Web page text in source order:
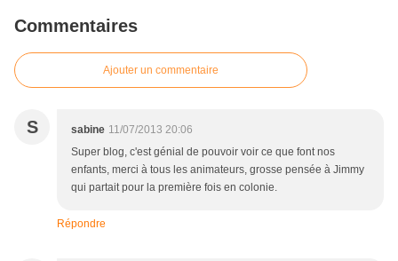
Commentaires
Ajouter un commentaire
S sabine 11/07/2013 20:06
Super blog, c'est génial de pouvoir voir ce que font nos
enfants, merci à tous les animateurs, grosse pensée à Jimmy
qui partait pour la première fois en colonie.
Répondre